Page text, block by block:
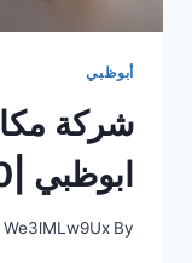
أبوظبي
شركة
ابوظبي |0569609400
By
We3lMLw9Ux